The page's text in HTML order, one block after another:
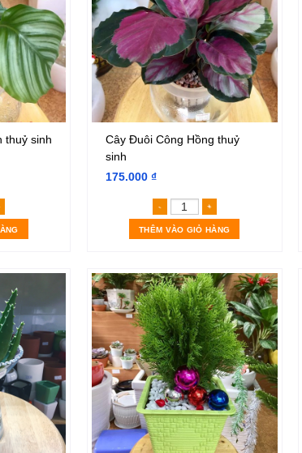
thuỷ sinh
Công Xanh thuỷ sinh số lượng
Cây Đuôi Công Hồng thuỷ
sinh
175.000₫
Cây Đuôi Công
THÊM VÀO GIỎ HÀNG